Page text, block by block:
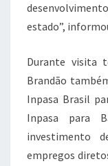
estado”,
Durante visita
Brandão
Inpasa Brasil
Inpasa para
investimento
empregos